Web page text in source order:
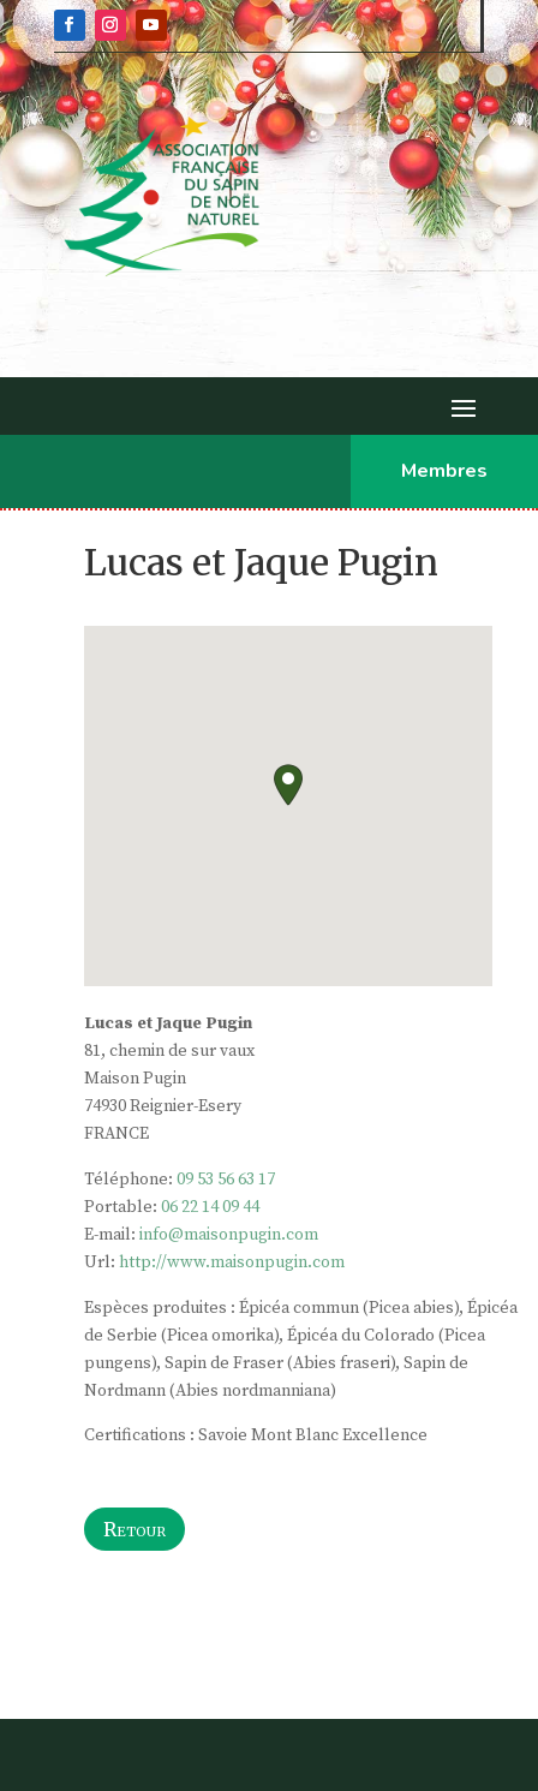
Membres
Lucas et Jaque Pugin
Lucas et Jaque Pugin
81, chemin de sur vaux
Maison Pugin
74930Reignier-Esery
FRANCE
Téléphone: 09 53 56 63 17
Portable: 06 22 14 09 44
E-mail: info@maisonpugin.com
Url: http://www.maisonpugin.com
Espèces produites : Épicéa commun (Picea abies), Épicéa
de Serbie (Picea omorika), Épicéa du Colorado (Picea
pungens), Sapin de Fraser (Abies fraseri), Sapin de
Nordmann (Abies nordmanniana)
Certifications : Savoie Mont Blanc Excellence
Retour